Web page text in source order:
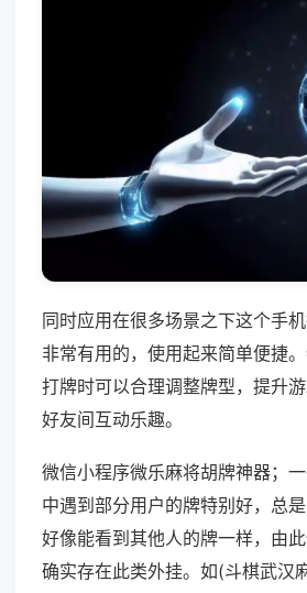
同时应用在很多场景之下这个手
非常有用的，使用起来简单便捷
打牌时可以合理调整牌型，提升
好友间互动乐趣。
微信小程序微乐麻将胡牌神器；
中遇到部分用户的牌特别好，总
好像能看到其他人的牌一样，由此
确实存在此类外挂。如(斗棋武汉